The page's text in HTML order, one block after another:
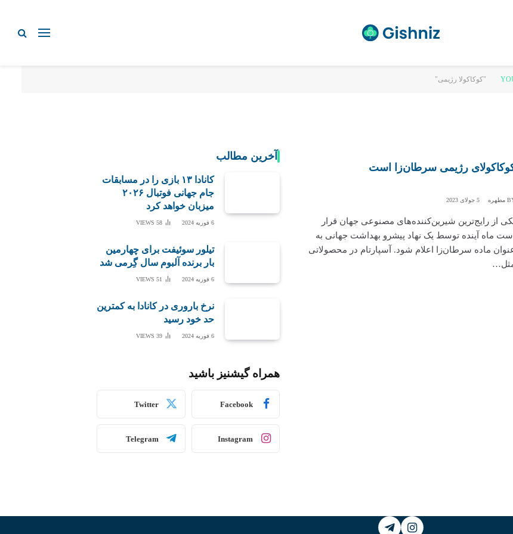
رژیمی سرطان‌زا است
مطهره 5 جولای 2023
از رایج‌ترین شیرین‌‌کننده‌های مصنوعی جهان قرار
است ماه آینده توسط یک نهاد پیشرو بهداشت جهانی به
ماده سرطان‌زا اعلام شود. آسپارتام در محصولاتی
آخرین مطالب
کانادا ۱۳ بازی را در مسابقات
جام جهانی فوتبال ۲۰۲۶
میزبان خواهد کرد
6 فوریه 2024 58
VIEWS
تیلور سوئیفت برای چهارمین
بار برنده آلبوم سال گِرمی شد
6 فوریه 2024 51
VIEWS
نرخ باروری در کانادا به کمترین
حد خود رسید
6 فوریه 2024 39
VIEWS
همراه گیشنیز باشید
Facebook
Twitter
Instagram
Telegram